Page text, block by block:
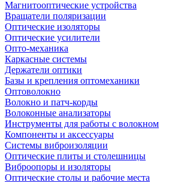
Магнитооптические устройства
Вращатели поляризации
Оптические изоляторы
Оптические усилители
Опто-механика
Каркасные системы
Держатели оптики
Базы и крепления оптомеханики
Оптоволокно
Волокно и патч-корды
Волоконные анализаторы
Инструменты для работы с волокном
Компоненты и аксессуары
Системы виброизоляции
Оптические плиты и столешницы
Виброопоры и изоляторы
Оптические столы и рабочие места